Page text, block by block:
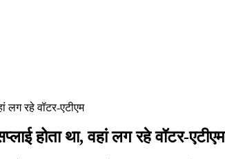
लग रहे वॉटर-एटीएम
होता था, वहां लग रहे वॉटर-एटीएम